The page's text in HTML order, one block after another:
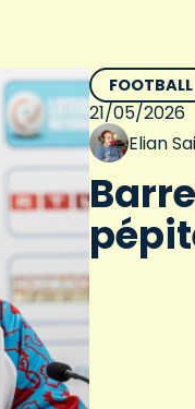
FOOTBALL
21/05/2026
Elian